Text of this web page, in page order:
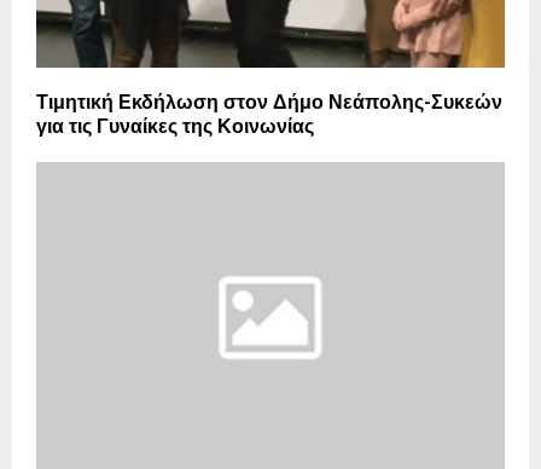
Τιμητική Εκδήλωση στον Δήμο Νεάπολης-Συκεών
για τις Γυναίκες της Κοινωνίας